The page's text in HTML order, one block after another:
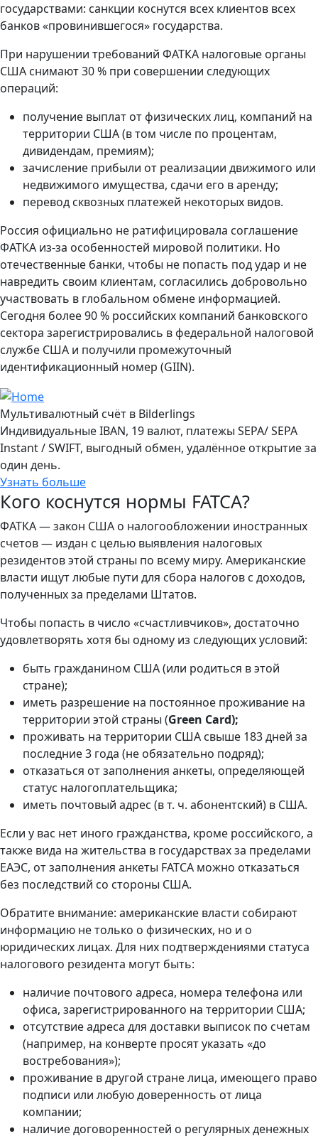
государствами: санкции коснутся всех клиентов всех
банков «провинившегося» государства.
При нарушении требований ФАТКА налоговые органы
США снимают 30 % при совершении следующих
операций:
получение выплат от физических лиц, компаний на
территории США (в том числе по процентам,
дивидендам, премиям);
зачисление прибыли от реализации движимого или
недвижимого имущества, сдачи его в аренду;
перевод сквозных платежей некоторых видов.
Россия официально не ратифицировала соглашение
ФАТКА из-за особенностей мировой политики. Но
отечественные банки, чтобы не попасть под удар и не
навредить своим клиентам, согласились добровольно
участвовать в глобальном обмене информацией.
Сегодня более 90 % российских компаний банковского
сектора зарегистрировались в федеральной налоговой
службе США и получили промежуточный
идентификационный номер (GIIN).
Мультивалютный счёт в Bilderlings
Индивидуальные IBAN, 19 валют, платежы SEPA/ SEPA
Instant / SWIFT, выгодный обмен, удалённое открытие за
один день.
Узнать больше
Кого коснутся нормы FATCA?
ФАТКА — закон США о налогообложении иностранных
счетов — издан с целью выявления налоговых
резидентов этой страны по всему миру. Американские
власти ищут любые пути для сбора налогов с доходов,
полученных за пределами Штатов.
Чтобы попасть в число «счастливчиков», достаточно
удовлетворять хотя бы одному из следующих условий:
быть гражданином США (или родиться в этой
стране);
иметь разрешение на постоянное проживание на
территории этой страны (Green Card);
проживать на территории США свыше 183 дней за
последние 3 года (не обязательно подряд);
отказаться от заполнения анкеты, определяющей
статус налогоплательщика;
иметь почтовый адрес (в т. ч. абонентский) в США.
Если у вас нет иного гражданства, кроме российского, а
также вида на жительства в государствах за пределами
ЕАЭС, от заполнения анкеты FATCA можно отказаться
без последствий со стороны США.
Обратите внимание: американские власти собирают
информацию не только о физических, но и о
юридических лицах. Для них подтверждениями статуса
налогового резидента могут быть:
наличие почтового адреса, номера телефона или
офиса, зарегистрированного на территории США;
отсутствие адреса для доставки выписок по счетам
(например, на конверте просят указать «до
востребования»);
проживание в другой стране лица, имеющего право
подписи или любую доверенность от лица
компании;
наличие договоренностей о регулярных денежных